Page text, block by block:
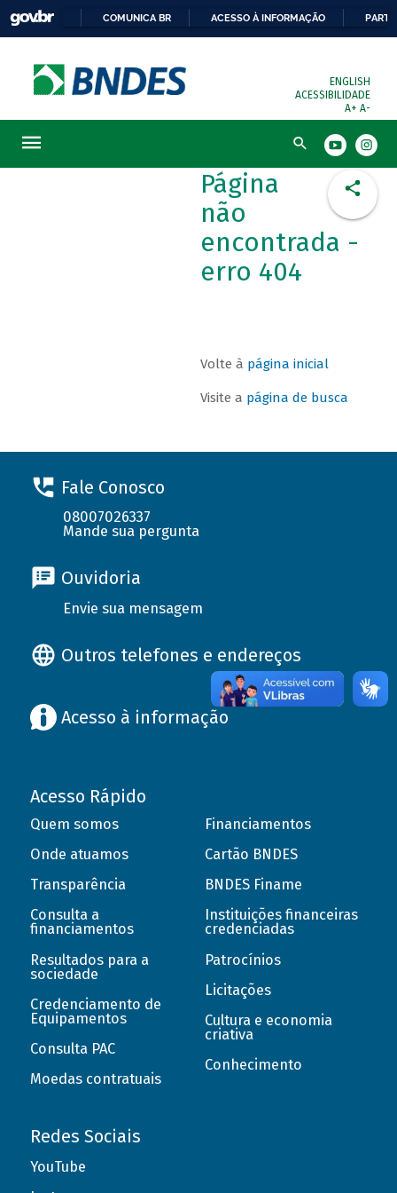
COMUNICA BR ACESSO À INFORMAÇÃO
ENGLISH
ACESSIBILIDADE
A+ A-
Busca
Página
não
encontrada -
erro 404
Volte à página inicial
Visite a página de busca
Fale Conosco
08007026337
Mande sua pergunta
Ouvidoria
Envie sua mensagem
Outros telefones e endereços
Acesso à informação
Acesso Rápido
Quem somos
Onde atuamos
Transparência
Consulta a
financiamentos
Resultados para a
sociedade
Credenciamento de
Equipamentos
Consulta PAC
Moedas contratuais
Financiamentos
Cartão BNDES
BNDES Finame
Instituições financeiras
credenciadas
Patrocínios
Licitações
Cultura e economia
criativa
Conhecimento
Redes Sociais
YouTube